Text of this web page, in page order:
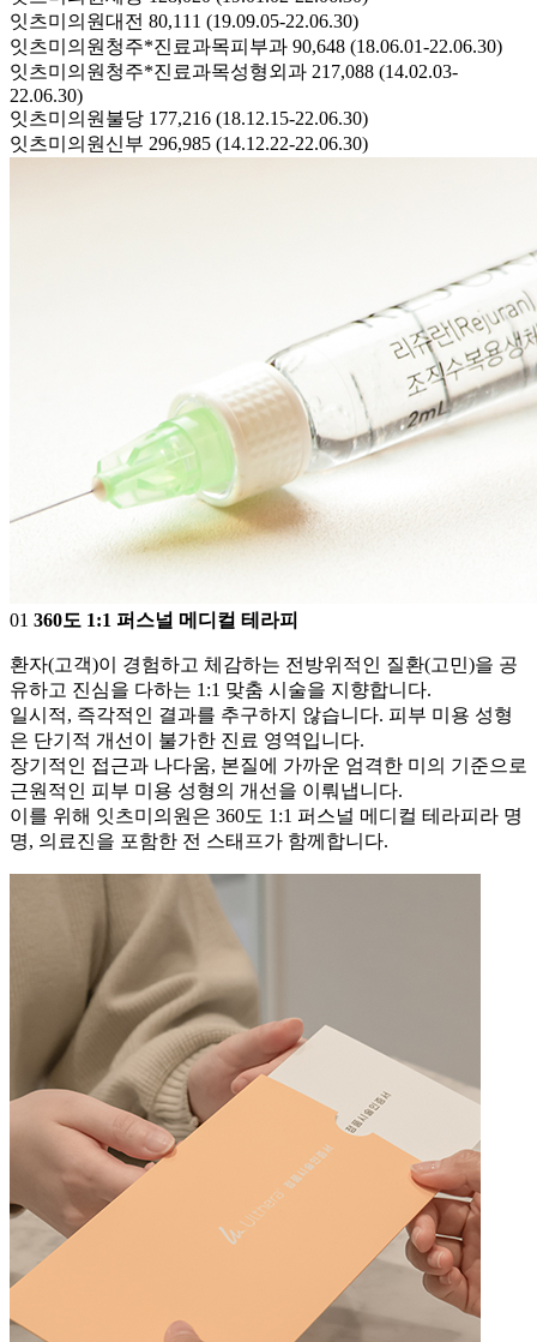
잇츠미의원대전 80,111 (19.09.05-22.06.30)
잇츠미의원청주*진료과목피부과 90,648 (18.06.01-22.06.30)
잇츠미의원청주*진료과목성형외과 217,088 (14.02.03-
22.06.30)
잇츠미의원불당 177,216 (18.12.15-22.06.30)
잇츠미의원신부 296,985 (14.12.22-22.06.30)
01 360도 1:1 퍼스널 메디컬 테라피
환자(고객)이 경험하고 체감하는 전방위적인 질환(고민)을 공
유하고 진심을 다하는 1:1 맞춤 시술을 지향합니다.
일시적, 즉각적인 결과를 추구하지 않습니다. 피부 미용 성형
은 단기적 개선이 불가한 진료 영역입니다.
장기적인 접근과 나다움, 본질에 가까운 엄격한 미의 기준으로
근원적인 피부 미용 성형의 개선을 이뤄냅니다.
이를 위해 잇츠미의원은 360도 1:1 퍼스널 메디컬 테라피라 명
명, 의료진을 포함한 전 스태프가 함께합니다.